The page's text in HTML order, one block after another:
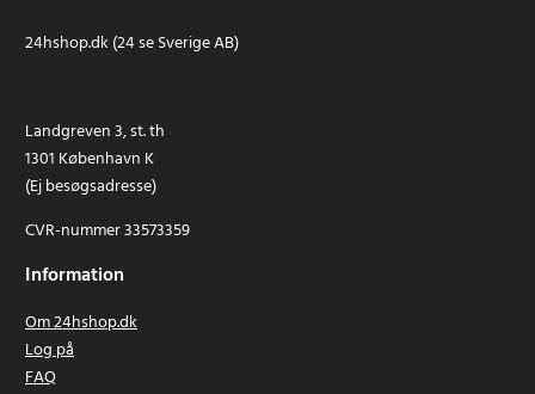
24hshop.dk (24 se Sverige AB)
Landgreven 3, st. th
1301 København K
(Ej besøgsadresse)
CVR-nummer 33573359
Information
Om 24hshop.dk
Log på
FAQ